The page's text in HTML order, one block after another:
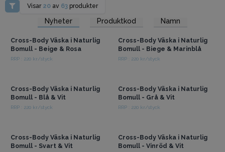
Visar 20 av 63 produkter
Nyheter Produktkod Namn
Få tillgång till
grossistpriser
Cross-Body Väska i Naturlig
Bomull - Beige & Rosa
RRP : 220 kr/styck
Få tillgång till
grossistpriser
Cross-Body Väska i Naturlig
Bomull - Biege & Marinblå
RRP : 220 kr/styck
Cross-Body Väska i Naturlig
Bomull - Blå & Vit
RRP : 220 kr/styck
Cross-Body Väska i Naturlig
Bomull - Grå & Vit
RRP : 220 kr/styck
Cross-Body Väska i Naturlig
Bomull - Svart & Vit
Cross-Body Väska i Naturlig
Bomull - Vinröd & Vit